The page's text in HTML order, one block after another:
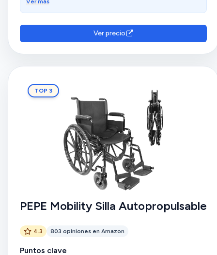
muy cómoda. Además de ser plegable, los reposapiés
se desmontan y se pliegan hacia los lados. Los clientes
también aprecian su practicidad y manejo.
Ver más
Ver precio
TOP 3
PEPE Mobility Silla Autopropulsable
4.3 803 opiniones en Amazon
Puntos clave